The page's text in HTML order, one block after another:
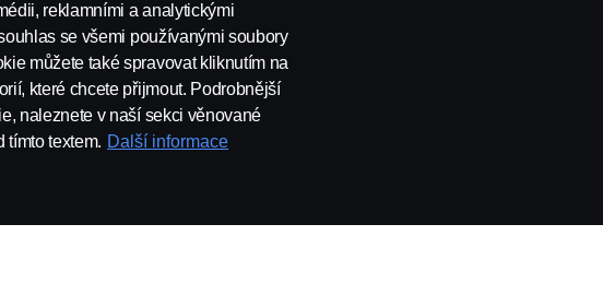
Kontaktujte nás Všeobecné obchodní podmínky
reklamními a analytickými
se všemi používanými soubory
můžete také spravovat kliknutím na
které chcete přijmout. Podrobnější
naleznete v naší sekci věnované
tímto textem. Další informace